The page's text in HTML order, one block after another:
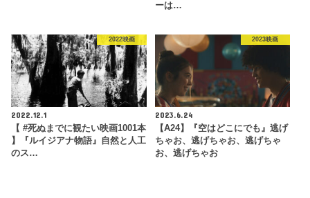
ーは…
2022映画
2022.12.1
【 #死ぬまでに観たい映画1001本
】『ルイジアナ物語』自然と人工
のス…
2023映画
2023.6.24
【A24】『空はどこにでも』逃げ
ちゃお、逃げちゃお、逃げちゃ
お、逃げちゃお